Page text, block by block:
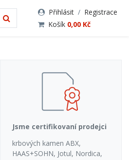
Přihlásit / Registrace
Košík 0,00 Kč
Jsme certifikovaní prodejci
krbových kamen ABX,
HAAS+SOHN, Jotul, Nordica,